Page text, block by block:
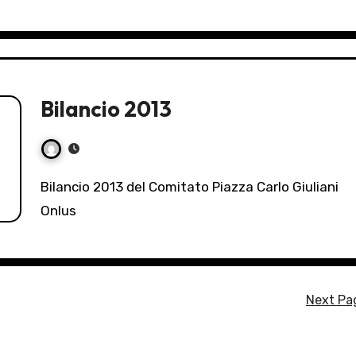
Bilancio 2013
Bilancio 2013 del Comitato Piazza Carlo Giuliani
Onlus
Next